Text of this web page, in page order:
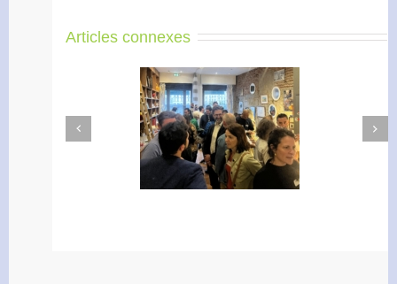
Articles connexes
Accélérateur de
l’engagement
Previous
Next